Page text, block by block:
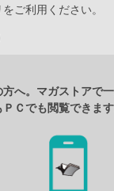
ご利用ください。
へ。マガストアで
Ｃでも閲覧できます